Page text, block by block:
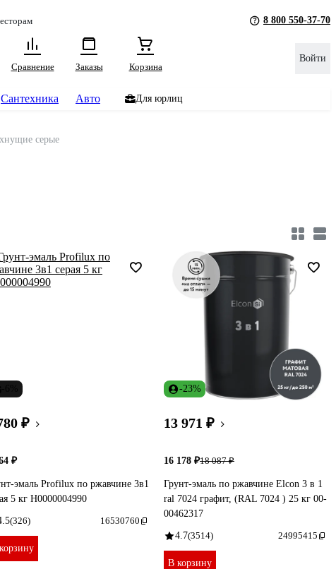
8 800 550-37-70
Сравнение Заказы Корзина
Войти
Сантехника Авто Для юрлиц
серые
₽
₽
эмаль Profilux по ржавчине 3в1
5 кг Н0000004990
(326) 16530760
-23%
13 971 ₽
16 178 ₽18 087 ₽
Грунт-эмаль по ржавчине Elcon 3 в 1
ral 7024 графит, (RAL 7024 ) 25 кг 00-
00462317
4.7(3514) 24995415
В корзину